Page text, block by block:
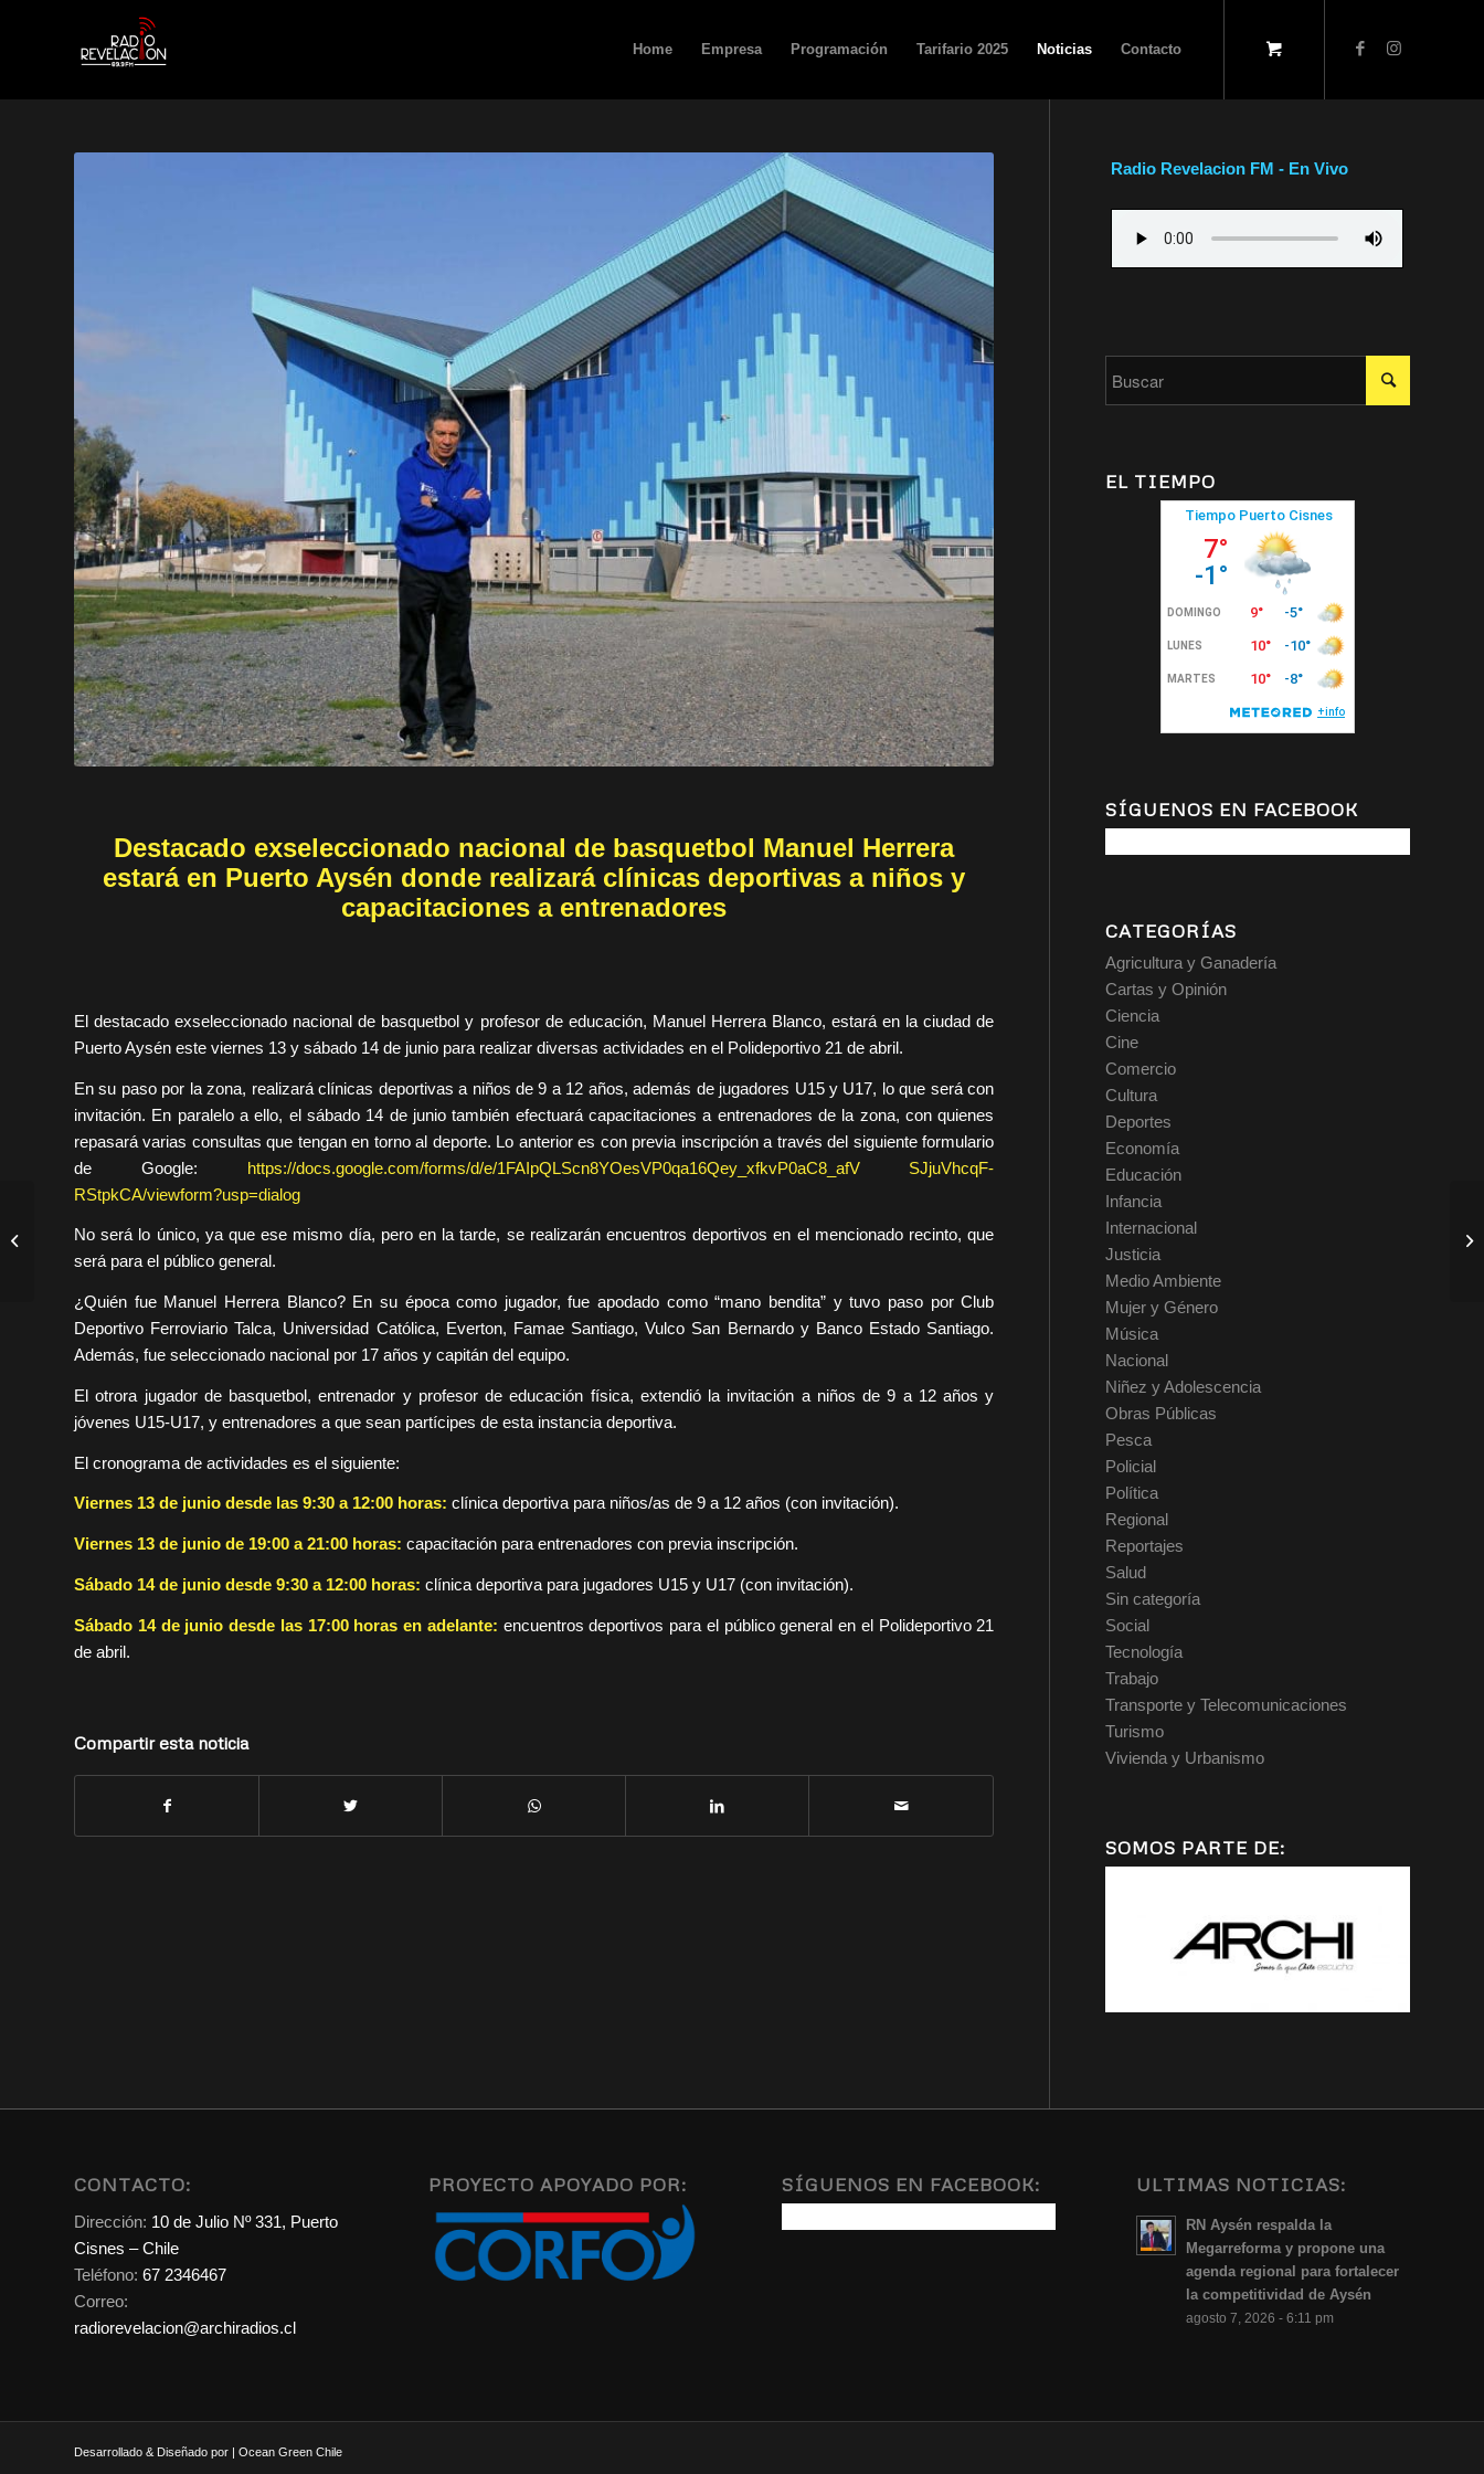
Home Empresa Programación Tarifario 2025 Noticias Contacto
Destacado exseleccionado nacional de basquetbol Manuel Herrera
estará en Puerto Aysén donde realizará clínicas deportivas a niños y
capacitaciones a entrenadores
El destacado exseleccionado nacional de basquetbol y profesor de educación, Manuel Herrera Blanco, estará en la ciudad de
Puerto Aysén este viernes 13 y sábado 14 de junio para realizar diversas actividades en el Polideportivo 21 de abril.
En su paso por la zona, realizará clínicas deportivas a niños de 9 a 12 años, además de jugadores U15 y U17, lo que será con
invitación. En paralelo a ello, el sábado 14 de junio también efectuará capacitaciones a entrenadores de la zona, con quienes
repasará varias consultas que tengan en torno al deporte. Lo anterior es con previa inscripción a través del siguiente formulario
de Google: https://docs.google.com/forms/d/e/1FAIpQLScn8YOesVP0qa16Qey_xfkvP0aC8_afV
SJjuVhcqF-
RStpkCA/viewform?usp=dialog
No será lo único, ya que ese mismo día, pero en la tarde, se realizarán encuentros deportivos en el mencionado recinto, que
será para el público general.
¿Quién fue Manuel Herrera Blanco? En su época como jugador, fue apodado como “mano bendita” y tuvo paso por Club
Deportivo Ferroviario Talca, Universidad Católica, Everton, Famae Santiago, Vulco San Bernardo y Banco Estado Santiago.
Además, fue seleccionado nacional por 17 años y capitán del equipo.
El otrora jugador de basquetbol, entrenador y profesor de educación física, extendió la invitación a niños de 9 a 12 años y
jóvenes U15-U17, y entrenadores a que sean partícipes de esta instancia deportiva.
El cronograma de actividades es el siguiente:
Viernes 13 de junio desde las 9:30 a 12:00 horas: clínica deportiva para niños/as de 9 a 12 años (con invitación).
Viernes 13 de junio de 19:00 a 21:00 horas: capacitación para entrenadores con previa inscripción.
Sábado 14 de junio desde 9:30 a 12:00 horas: clínica deportiva para jugadores U15 y U17 (con invitación).
Sábado 14 de junio desde las 17:00 horas en adelante: encuentros deportivos para el público general en el Polideportivo 21
de abril.
Compartir esta noticia
Radio Revelacion FM - En Vivo
EL TIEMPO
SÍGUENOS EN FACEBOOK
CATEGORÍAS
Agricultura y Ganadería
Cartas y Opinión
Ciencia
Cine
Comercio
Cultura
Deportes
Economía
Educación
Infancia
Internacional
Justicia
Medio Ambiente
Mujer y Género
Música
Nacional
Niñez y Adolescencia
Obras Públicas
Pesca
Policial
Política
Regional
Reportajes
Salud
Sin categoría
Social
Tecnología
Trabajo
Transporte y Telecomunicaciones
Turismo
Vivienda y Urbanismo
SOMOS PARTE DE:
CONTACTO:
Dirección: 10 de Julio Nº 331, Puerto
Cisnes – Chile
Teléfono: 67 2346467
Correo:
radiorevelacion@archiradios.cl
PROYECTO APOYADO POR: SÍGUENOS EN FACEBOOK: ULTIMAS NOTICIAS:
RN Aysén respalda la
Megarreforma y propone una
agenda regional para fortalecer
la competitividad de Aysén
agosto 7, 2026 - 6:11 pm
Desarrollado & Diseñado por | Ocean Green Chile
En Villa Mañihuales
inaugura punto limpio y
dictan charlas en el día